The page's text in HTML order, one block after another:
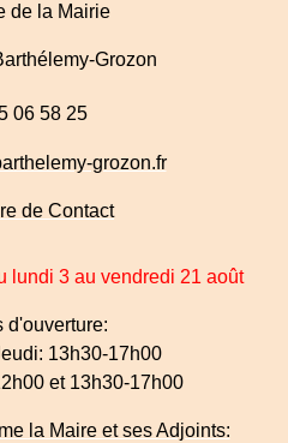
de la Mairie
Grozon
06 58 25
grozon.fr
de Contact
lundi 3 au vendredi 21 août
d'ouverture:
13h30-17h00
et 13h30-17h00
la Maire et ses Adjoints: